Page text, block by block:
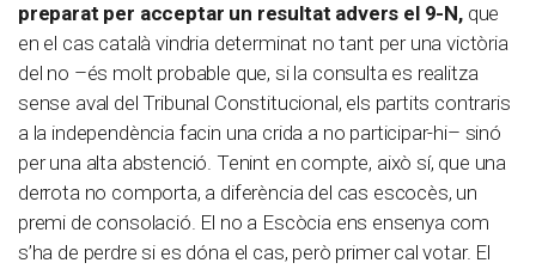
preparat per acceptar un resultat advers el 9-N,que
en el cas català vindria determinat no tant per una victòria
del no –és molt probable que, si la consulta es realitza
sense aval del Tribunal Constitucional, els partits contraris
a la independència facin una crida a no participar-hi– sinó
per una alta abstenció. Tenint en compte, això sí, que una
derrota no comporta, a diferència del cas escocès, un
premi de consolació. El no a Escòcia ens ensenya com
s’ha de perdre si es dóna el cas, però primer cal votar. El